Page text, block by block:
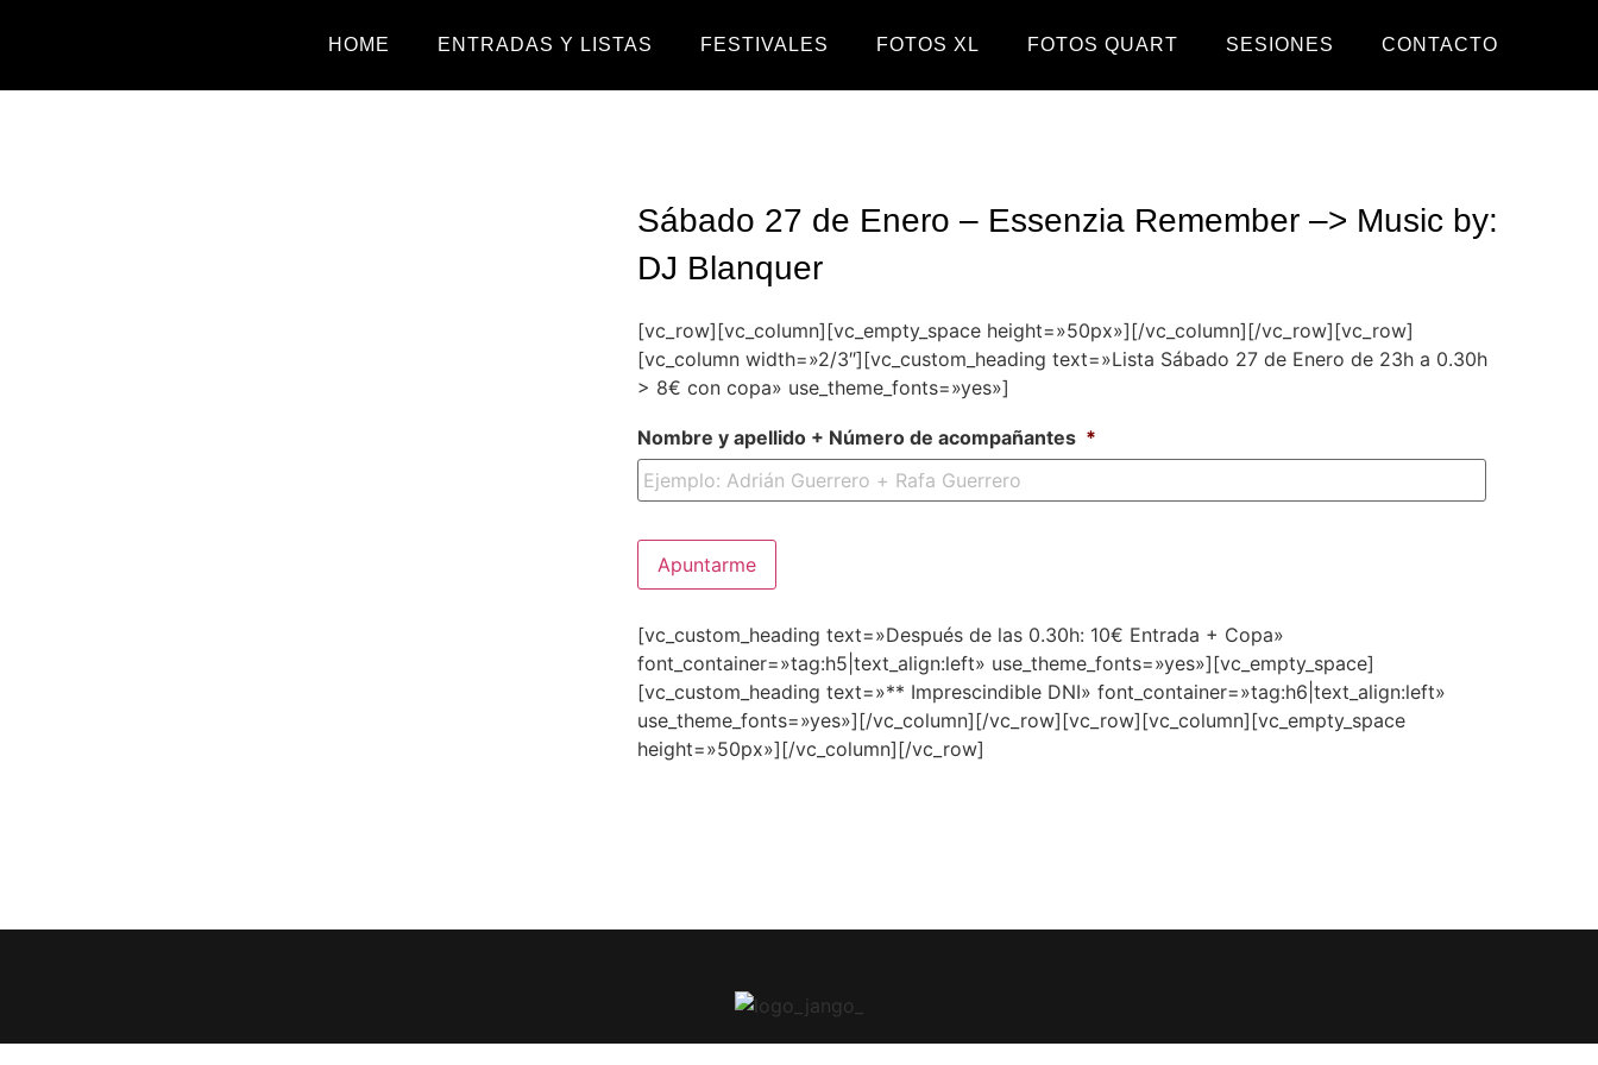
HOME ENTRADAS Y LISTAS FESTIVALES FOTOS XL FOTOS QUART SESIONES CONTACTO
Sábado 27 de Enero – Essenzia Remember –> Music by:
DJ Blanquer
[vc_row][vc_column][vc_empty_space height=»50px»][/vc_column][/vc_row][vc_row]
[vc_column width=»2/3″][vc_custom_heading text=»Lista Sábado 27 de Enero de 23h a 0.30h
> 8€ con copa» use_theme_fonts=»yes»]
Nombre y apellido + Número de acompañantes *
[vc_custom_heading text=»Después de las 0.30h: 10€ Entrada + Copa»
font_container=»tag:h5|text_align:left» use_theme_fonts=»yes»][vc_empty_space]
[vc_custom_heading text=»** Imprescindible DNI» font_container=»tag:h6|text_align:left»
use_theme_fonts=»yes»][/vc_column][/vc_row][vc_row][vc_column][vc_empty_space
height=»50px»][/vc_column][/vc_row]